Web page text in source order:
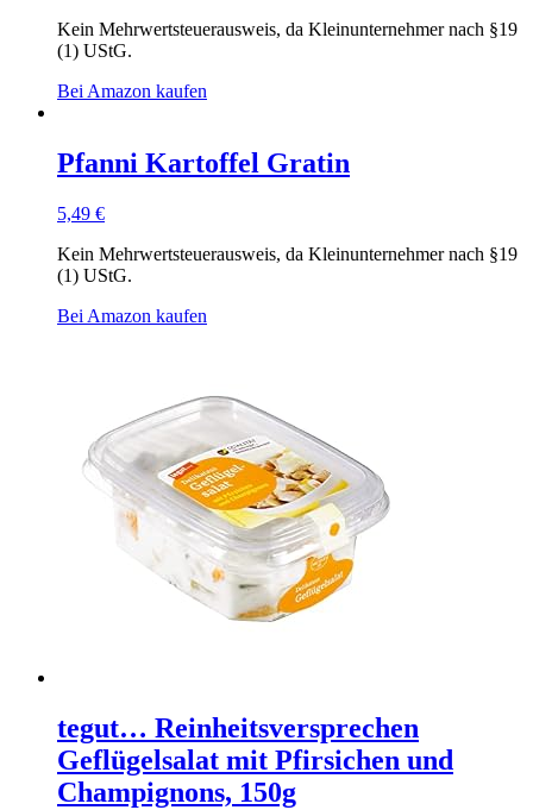
Kein Mehrwertsteuerausweis, da Kleinunternehmer nach §19
(1) UStG.
Bei Amazon kaufen
Pfanni Kartoffel Gratin
5,49 €
Kein Mehrwertsteuerausweis, da Kleinunternehmer nach §19
(1) UStG.
Bei Amazon kaufen
tegut… Reinheitsversprechen
Geflügelsalat mit Pfirsichen und
Champignons, 150g